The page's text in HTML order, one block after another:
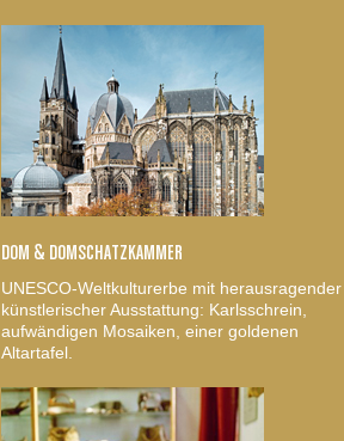
DOM & DOMSCHATZKAMMER
UNESCO-Weltkulturerbe mit herausragender
künstlerischer Ausstattung: Karlsschrein,
aufwändigen Mosaiken, einer goldenen
Altartafel.